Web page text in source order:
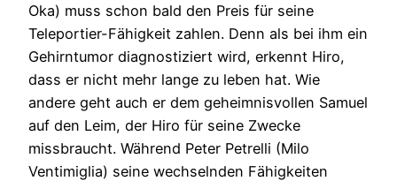
Oka) muss schon bald den Preis für seine
Teleportier-Fähigkeit zahlen. Denn als bei ihm ein
Gehirntumor diagnostiziert wird, erkennt Hiro,
dass er nicht mehr lange zu leben hat. Wie
andere geht auch er dem geheimnisvollen Samuel
auf den Leim, der Hiro für seine Zwecke
missbraucht. Während Peter Petrelli (Milo
Ventimiglia) seine wechselnden Fähigkeiten